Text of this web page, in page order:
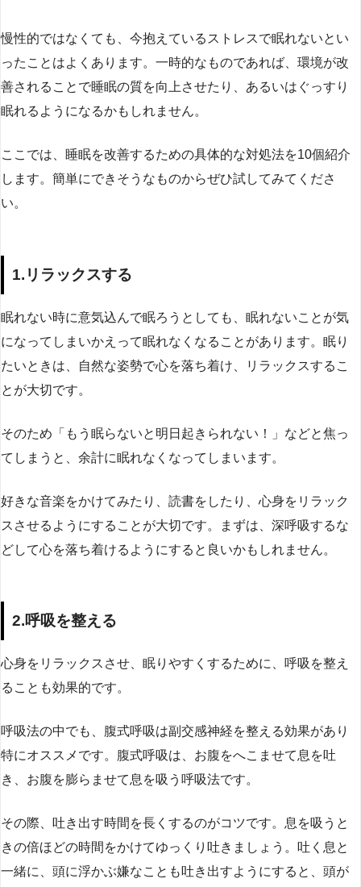
慢性的ではなくても、今抱えているストレスで眠れないとい
ったことはよくあります。一時的なものであれば、環境が改
善されることで睡眠の質を向上させたり、あるいはぐっすり
眠れるようになるかもしれません。
ここでは、睡眠を改善するための具体的な対処法を10個紹介
します。簡単にできそうなものからぜひ試してみてくださ
い。
1.リラックスする
眠れない時に意気込んで眠ろうとしても、眠れないことが気
になってしまいかえって眠れなくなることがあります。眠り
たいときは、自然な姿勢で心を落ち着け、リラックスするこ
とが大切です。
そのため「もう眠らないと明日起きられない！」などと焦っ
てしまうと、余計に眠れなくなってしまいます。
好きな音楽をかけてみたり、読書をしたり、心身をリラック
スさせるようにすることが大切です。まずは、深呼吸するな
どして心を落ち着けるようにすると良いかもしれません。
2.呼吸を整える
心身をリラックスさせ、眠りやすくするために、呼吸を整え
ることも効果的です。
呼吸法の中でも、腹式呼吸は副交感神経を整える効果があり
特にオススメです。腹式呼吸は、お腹をへこませて息を吐
き、お腹を膨らませて息を吸う呼吸法です。
その際、吐き出す時間を長くするのがコツです。息を吸うと
きの倍ほどの時間をかけてゆっくり吐きましょう。吐く息と
一緒に、頭に浮かぶ嫌なことも吐き出すようにすると、頭が